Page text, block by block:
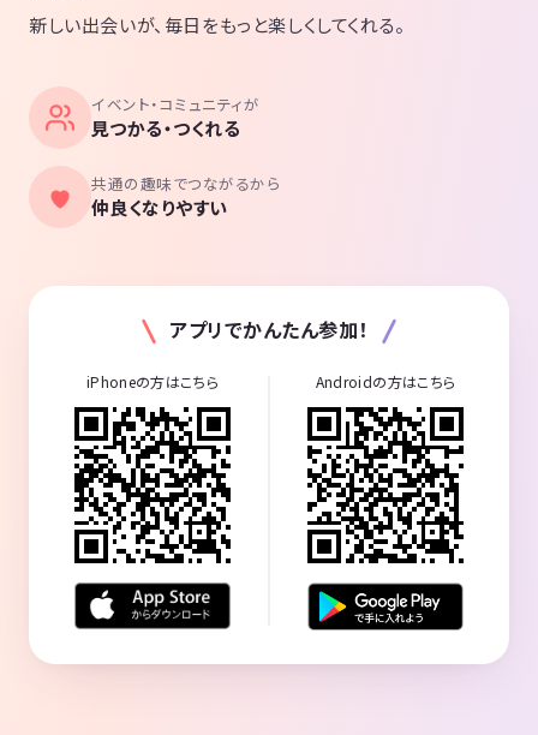
新しい出会いが、毎日をもっと楽しくしてくれる。
イベント・コミュニティが
見つかる・つくれる
共通の趣味でつながるから
仲良くなりやすい
アプリでかんたん参加！
iPhoneの方はこちら Androidの方はこちら